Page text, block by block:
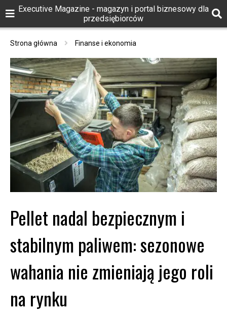
Executive Magazine - magazyn i portal biznesowy dla
przedsiębiorców
Strona główna Finanse i ekonomia
Pellet nadal bezpiecznym i
stabilnym paliwem: sezonowe
wahania nie zmieniają jego roli
na rynku